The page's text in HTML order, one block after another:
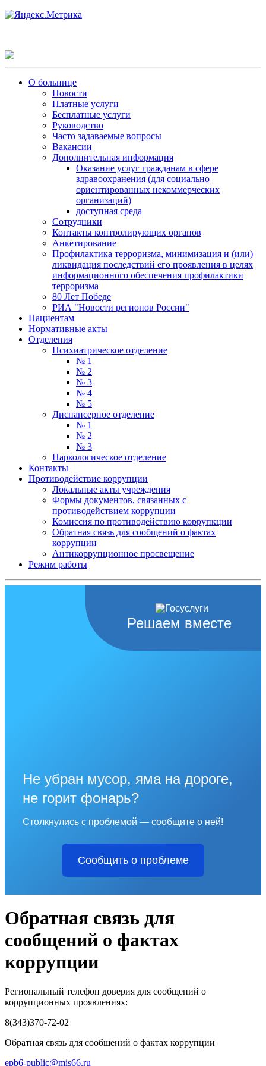
О больнице
Новости
Платные услуги
Бесплатные услуги
Руководство
Часто задаваемые вопросы
Вакансии
Дополнительная информация
Оказание услуг гражданам в сфере
здравоохранения (для социально
ориентированных некоммерческих
организаций)
доступная среда
Сотрудники
Контакты контролирующих органов
Анкетирование
Профилактика терроризма, минимизация и (или)
ликвидация последствий его проявления в целях
информационного обеспечения профилактики
терроризма
80 Лет Победе
РИА "Новости регионов России"
Пациентам
Нормативные акты
Отделения
Психиатрическое отделение
№ 1
№ 2
№ 3
№ 4
№ 5
Диспансерное отделение
№ 1
№ 2
№ 3
Наркологическое отделение
Контакты
Противодействие коррупции
Локальные акты учреждения
Формы документов, связанных с
противодействием коррупции
Комиссия по противодействию коррупкции
Обратная связь для сообщений о фактах
коррупции
Антикоррупционное просвещение
Режим работы
Решаем вместе
Не убран мусор, яма на дороге,
не горит фонарь?
Столкнулись с проблемой — сообщите о ней!
Сообщить о проблеме
Обратная связь для
сообщений о фактах
коррупции
Региональный телефон доверия для сообщений о
коррупционных проявлениях:
8(343)370-72-02
Обратная связь для сообщений о фактах коррупции
epb6-public@mis66.ru